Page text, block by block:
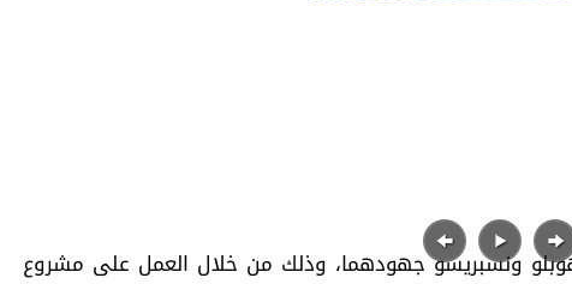
هوبلو ونسبريسو جهودهما، وذلك من خلال العمل على مشروع